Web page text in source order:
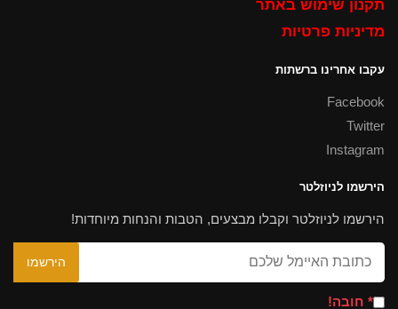
תקנון שימוש באתר
מדיניות פרטיות
עקבו אחרינו ברשתות
Facebook
Twitter
Instagram
הירשמו לניוזלטר
הירשמו לניוזלטר וקבלו מבצעים, הטבות והנחות מיוחדות!
* חובה!